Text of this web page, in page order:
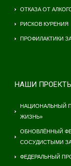
ОТКАЗА ОТ
РИСКОВ КУРЕНИЯ
ПРОФИЛАКТИКИ
НАШИ
НАЦИОНАЛЬНЫЙ
ЖИЗНЬ»
ОБНОВЛЁННЫЙ
СОСУДИСТЫМИ
ФЕДЕРАЛЬНЫЙ